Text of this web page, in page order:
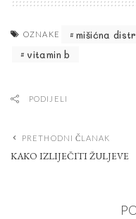
OZNAKE mišićna
vitamin b
PODIJELI
PRETHODNI ČLANAK
KAKO IZLIJEČITI ŽULJEVE